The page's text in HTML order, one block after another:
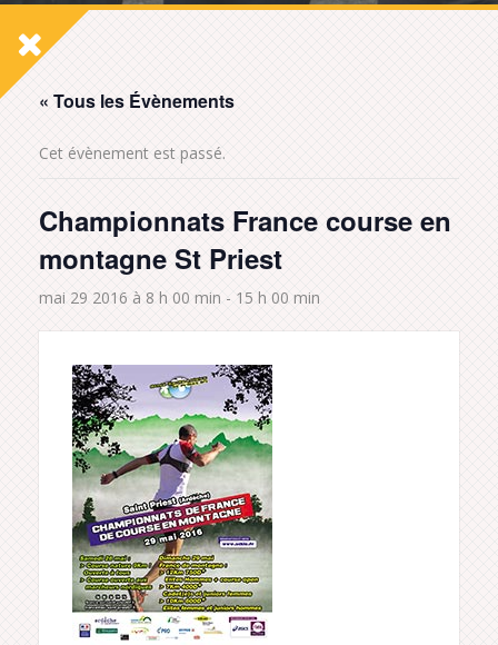
« Tous les Évènements
Cet évènement est passé.
Championnats France course en
montagne St Priest
mai 29 2016 à 8 h 00 min - 15 h 00 min